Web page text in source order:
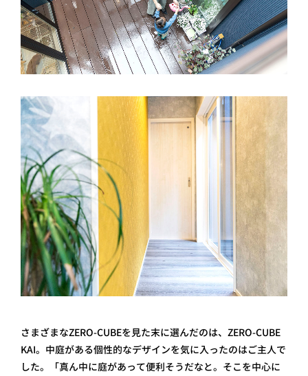
さまざまなZERO-CUBEを見た末に選んだのは、ZERO-CUBE
KAI。中庭がある個性的なデザインを気に入ったのはご主人で
した。「真ん中に庭があって便利そうだなと。そこを中心に